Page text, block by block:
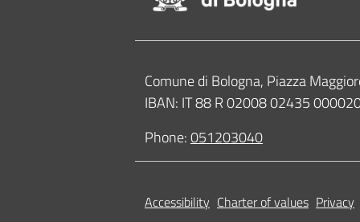
Contacts
Comune di Bologna, Piazza
IBAN: IT 88 R 02008 02435
Phone:051203040
Accessibility Charter of values Privacy